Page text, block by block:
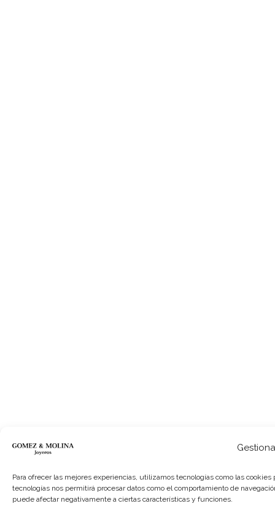
Para ofrecer las mejores experiencias, utilizamos tecnologías como las
tecnologías nos permitirá procesar datos como el comportamiento de
puede afectar negativamente a ciertas características y funciones.